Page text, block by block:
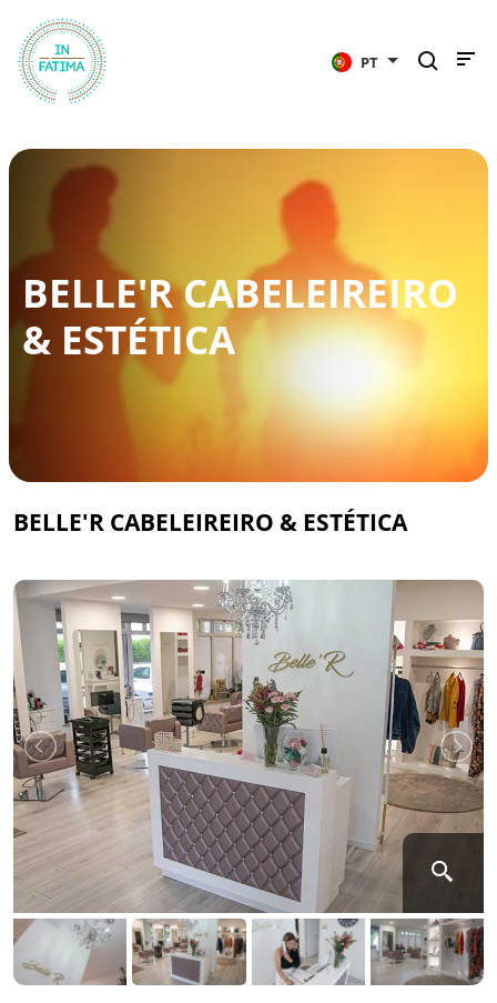
PT
BELLE'R CABELEIREIRO
& ESTÉTICA
BELLE'R CABELEIREIRO & ESTÉTICA